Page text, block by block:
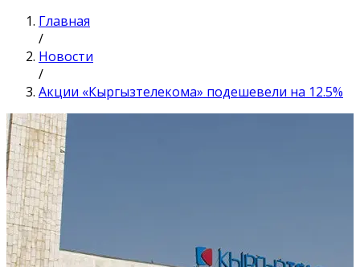
Главная
/
Новости
/
Акции «Кыргызтелекома» подешевели на 12.5%